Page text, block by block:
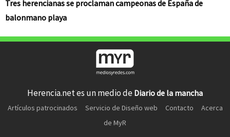
Tres herencianas se proclaman campeonas de España de
balonmano playa
Herencia.net es un medio de Diario de la mancha
Artículos patrocinados Servicio de Diseño web Contacto
Acerca
de MyR